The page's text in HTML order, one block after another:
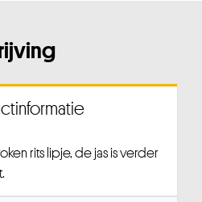
rits lipje, de jas is verder